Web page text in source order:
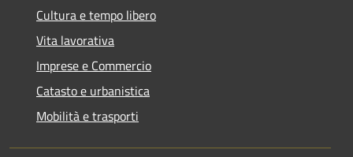
Cultura e tempo libero
Vita lavorativa
Imprese e Commercio
Catasto e urbanistica
Mobilità e trasporti